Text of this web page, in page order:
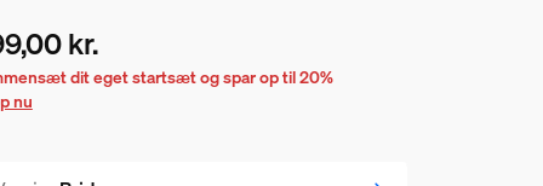
pris er 599,00 kr.
kr.
dit eget startsæt og spar op til 20%
nu